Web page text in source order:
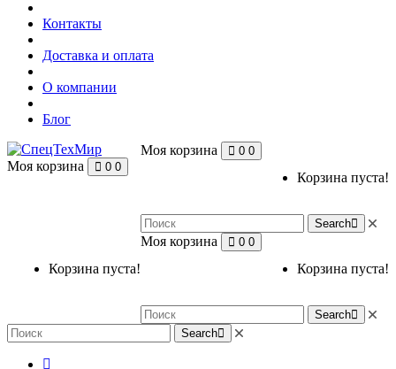
Контакты
Доставка и оплата
О компании
Блог
Моя корзина 0 0
Корзина пуста!
Search
Моя корзина 0 0
Корзина пуста!
Search
Моя корзина 0 0
Корзина пуста!
Search